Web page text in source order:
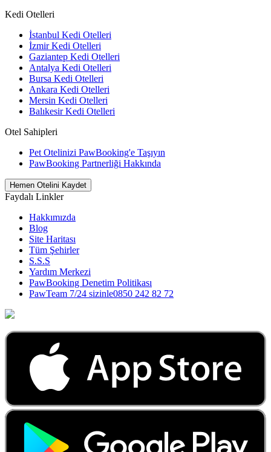
Kedi Otelleri
İstanbul Kedi Otelleri
İzmir Kedi Otelleri
Gaziantep Kedi Otelleri
Antalya Kedi Otelleri
Bursa Kedi Otelleri
Ankara Kedi Otelleri
Mersin Kedi Otelleri
Balıkesir Kedi Otelleri
Otel Sahipleri
Pet Otelinizi PawBooking'e Taşıyın
PawBooking Partnerliği Hakkında
Hemen Otelini Kaydet
Faydalı Linkler
Hakkımızda
Blog
Site Haritası
Tüm Şehirler
S.S.S
Yardım Merkezi
PawBooking Denetim Politikası
PawTeam 7/24 sizinle0850 242 82 72